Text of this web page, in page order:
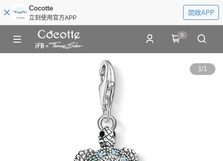
Cocotte
立刻使用官方APP
開啟APP
0
1/1